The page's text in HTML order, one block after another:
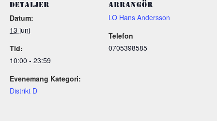
DETALJER
Datum:
13 juni
Tid:
10:00 - 23:59
Evenemang Kategori:
Distrikt D
ARRANGÖR
LO Hans Andersson
Telefon
0705398585